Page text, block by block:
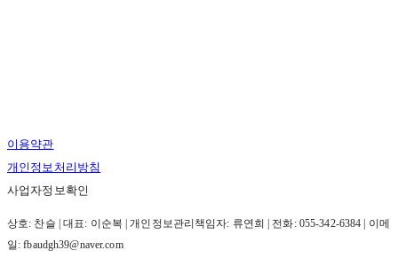
이용약관
개인정보처리방침
사업자정보확인
상호: 찬슬 | 대표: 이순복 | 개인정보관리책임자: 류연희 | 전화: 055-342-6384 | 이메
일: fbaudgh39@naver.com